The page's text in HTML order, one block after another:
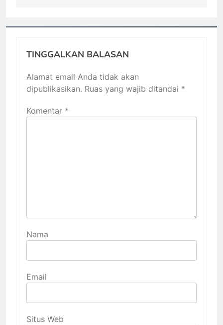
TINGGALKAN BALASAN
Alamat email Anda tidak akan
dipublikasikan. Ruas yang wajib ditandai *
Komentar *
Nama
Email
Situs Web